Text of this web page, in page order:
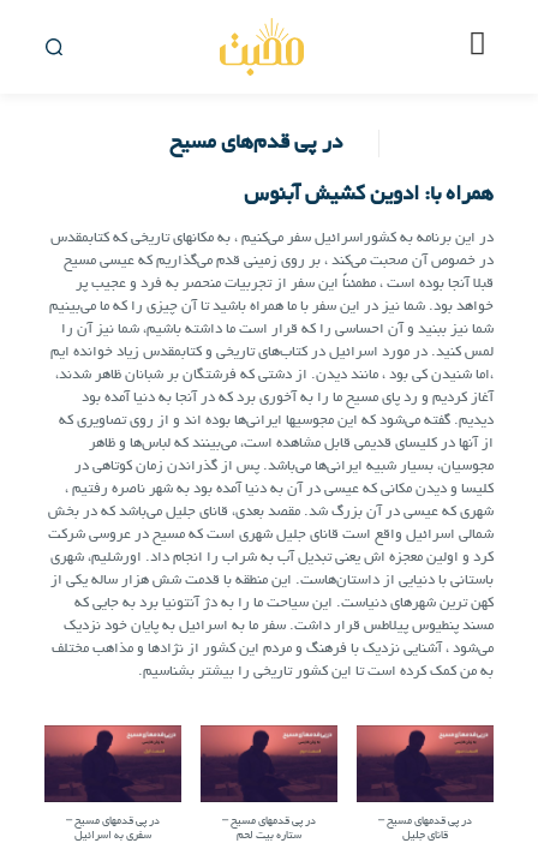
در پی قدم‌های مسیح
همراه با: ادوین کشیش آبنوس
در این برنامه به کشوراسرائیل سفر می‌کنیم ، به مکانهای تاریخی که کتابمقدس
در خصوص آن صحبت می‌کند ، بر روی زمینی قدم می‌گذاریم که عیسی مسیح
قبلا آنجا بوده است ، مطمئناً این سفر از تجربیات منحصر به فرد و عجیب پر
خواهد بود. شما نیز در این سفر با ما همراه باشید تا آن چیزی را که ما می‌بینیم
شما نیز ببنید و آن احساسی را که قرار است ما داشته باشیم، شما نیز آن را
لمس کنید. در مورد اسرائیل در کتاب‌های تاریخی و کتابمقدس زیاد خوانده ایم
،اما شنیدن کی بود ، مانند دیدن. از دشتی که فرشتگان بر شبانان ظاهر شدند،
آغاز کردیم و رد پای مسیح ما را به آخوری برد که در آنجا به دنیا آمده بود
دیدیم. گفته می‌شود که این مجوسیها ایرانی‌ها بوده اند و از روی تصاویری که
از آنها در کلیسای قدیمی قابل مشاهده است، می‌بینند که لباس‌‌ها و ظاهر
مجوسیان، بسیار شبیه ایرانی‌ها می‌باشد. پس از گذراندن زمان کوتاهی در
کلیسا و دیدن مکانی که عیسی در آن به دنیا آمده بود به شهر ناصره رفتیم ،
شهری که عیسی در آن بزرگ شد. مقصد بعدی، قانای جلیل می‌باشد که در بخش
شمالی اسرائیل واقع است قانای جلیل شهری است که مسیح در عروسی شرکت
کرد و اولین معجزه اش یعنی تبدیل آب به شراب را انجام داد. اورشلیم، شهری
باستانی با دنیایی از داستان‌هاست. این منطقه با قدمت شش هزار ساله یکی از
کهن ترین شهرهای دنیاست. این سیاحت ما را به دژ آنتونیا برد به جایی که
مسند پنطیوس پیلاطس قرار داشت. سفر ما به اسرائیل به پایان خود نزدیک
می‌شود ، آشنایی نزدیک با فرهنگ و مردم این کشور از نژادها و مذاهب مختلف
به من کمک کرده است تا این کشور تاریخی را بیشتر بشناسیم.
در پی قدمهای مسیح –
سفری به اسرائیل
در پی قدمهای مسیح –
ستاره بیت لحم
در پی قدمهای مسیح –
قانای جلیل